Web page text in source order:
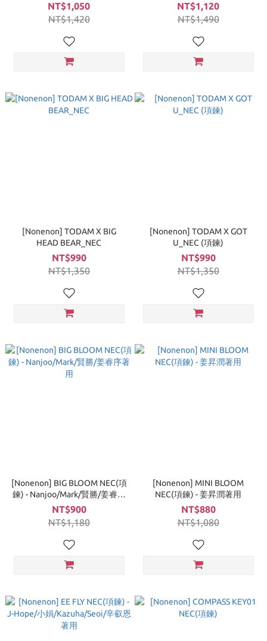
NT$1,050
NT$1,420
NT$1,120
NT$1,490
[Nonenon] TODAM X BIG
HEAD BEAR_NEC
NT$990
NT$1,350
[Nonenon] TODAM X GOT
U_NEC (項鍊)
NT$990
NT$1,350
[Nonenon] BIG BLOOM NEC(項
鍊) - Nanjoo/Mark/賢勝/姜睿序
著用
NT$900
NT$1,180
[Nonenon] MINI BLOOM
NEC(項鍊) - 姜昇潤著用
NT$880
NT$1,080